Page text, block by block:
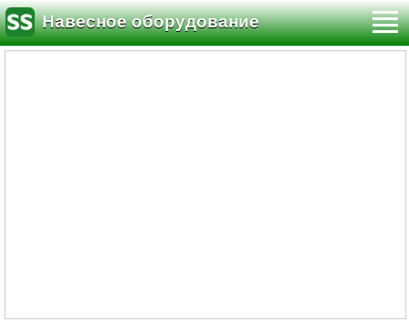
Навесное оборудование